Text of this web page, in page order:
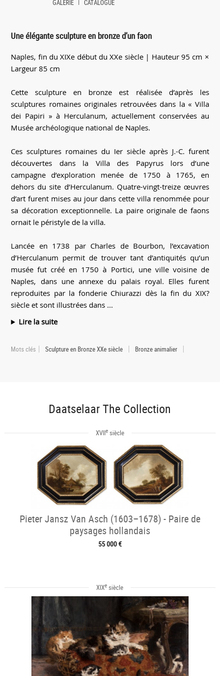
GALERIE CATALOGUE
Une élégante sculpture en bronze d’un faon
Naples, fin du XIXe début du XXe siècle | Hauteur 95 cm ×
Largeur 85 cm
Cette sculpture en bronze est réalisée d’après les
sculptures romaines originales retrouvées dans la « Villa
dei Papiri » à Herculanum, actuellement conservées au
Musée archéologique national de Naples.
Ces sculptures romaines du Ier siècle après J.-C. furent
découvertes dans la Villa des Papyrus lors d’une
campagne d’exploration menée de 1750 à 1765, en
dehors du site d’Herculanum. Quatre-vingt-treize œuvres
d’art furent mises au jour dans cette villa renommée pour
sa décoration exceptionnelle. La paire originale de faons
ornait le péristyle de la villa.
Lancée en 1738 par Charles de Bourbon, l’excavation
d’Herculanum permit de trouver tant d’antiquités qu’un
musée fut créé en 1750 à Portici, une ville voisine de
Naples, dans une annexe du palais royal. Elles furent
reproduites par la fonderie Chiurazzi dès la fin du XIX?
siècle et sont illustrées dans ...
Lire la suite
Mots clés Sculpture en Bronze XXe siècle Bronze animalier
Daatselaar The Collection
XVIIesiècle
Pieter Jansz Van Asch (1603–1678) - Paire de
paysages hollandais
55 000 €
XIXe siècle